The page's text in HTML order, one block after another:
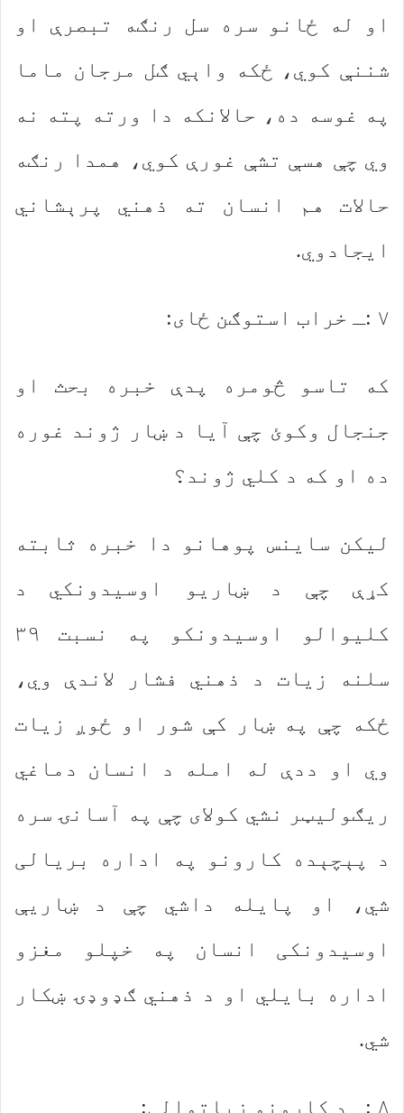
او له ځانو سره سل رنګه تبصرې او
شننې کوي، ځکه واېي ګل مرجان ماما
په غوسه ده، حالانکه دا ورته پته نه
وي چې هسې تشې غورې کوي، همدا رنګه
حالات هم انسان ته ذهني پرېشاني
ایجادوي.
۷ :ـ خراب استوګن ځای:
که تاسو څومره پدې خبره بحث او
جنجال وکوئ چې آیا د ښار ژوند غوره
ده او که د کلي ژوند؟
لیکن ساینس پوهانو دا خبره ثابته
کړې چې د ښاریو اوسیدونکي د
کلیوالو اوسیدونکو په نسبت ۳۹
سلنه زیات د ‌ذهني فشار لاندې وي،
ځکه چې په ښار کې شور او ځوږ زیات
وي او ددې له امله د انسان دماغي
ریګولیټر نشي کولای چې په آسانۍ سره
د پېچېده کارونو په اداره بریالی
شي، او پایله داشي چې د ښاریې
اوسیدونکی انسان په خپلو مغزو
اداره بایلي او د ذهني ګډوډۍ ښکار
شي.
۸ :ـ د کارونو زیاتوالی: